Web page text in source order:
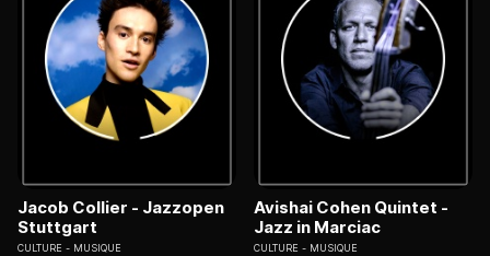
Jacob Collier - Jazzopen
Stuttgart
CULTURE MUSIQUE
Avishai Cohen Quintet -
Jazz in Marciac
CULTURE MUSIQUE